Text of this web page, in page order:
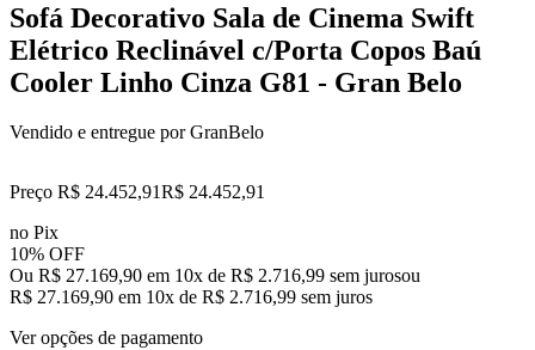
Sofá Decorativo Sala de Cinema Swift
Elétrico Reclinável c/Porta Copos Baú
Cooler Linho Cinza G81 - Gran Belo
Vendido e entregue por GranBelo
Preço R$ 24.452,91R$ 24.452,91
no Pix
10% OFF
Ou R$ 27.169,90 em 10x de R$ 2.716,99 sem jurosou
R$ 27.169,90 em 10x de R$ 2.716,99 sem juros
Ver opções de pagamento